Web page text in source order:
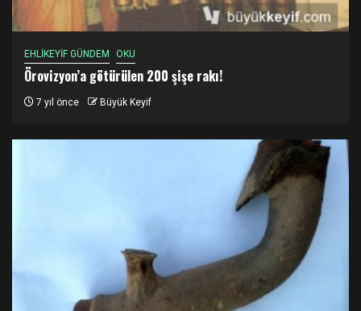
EHLİKEYİF GÜNDEM OKU
Örovizyon’a götürülen 200 şişe rakı!
7 yıl önce Büyük Keyif